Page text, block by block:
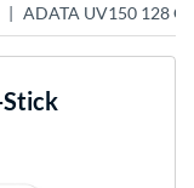
ADATA UV150 128
Stick